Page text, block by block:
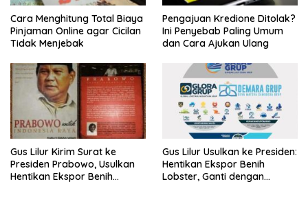
Cara Menghitung Total Biaya
Pinjaman Online agar Cicilan
Tidak Menjebak
Pengajuan Kredione Ditolak?
Ini Penyebab Paling Umum
dan Cara Ajukan Ulang
Gus Lilur Kirim Surat ke
Presiden Prabowo, Usulkan
Hentikan Ekspor Benih
Gus Lilur Usulkan ke Presiden:
Hentikan Ekspor Benih
Lobster, Ganti dengan